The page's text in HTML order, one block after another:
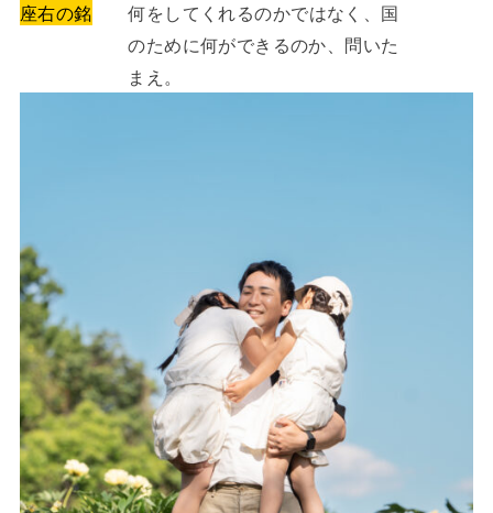
座右の銘 何をしてくれるのかではなく、国
のために何ができるのか、問いた
まえ。